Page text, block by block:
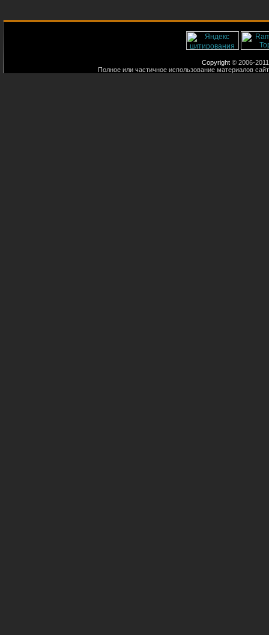
Copyright © 2006-
Полное или частичное использование материалов